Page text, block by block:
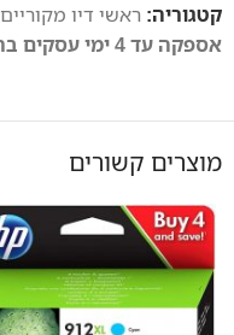
קטגוריה: ראשי דיו מקוריים
אספקה עד 4 ימי עסקים ברוב חלקי הארץ
מוצרים קשורים